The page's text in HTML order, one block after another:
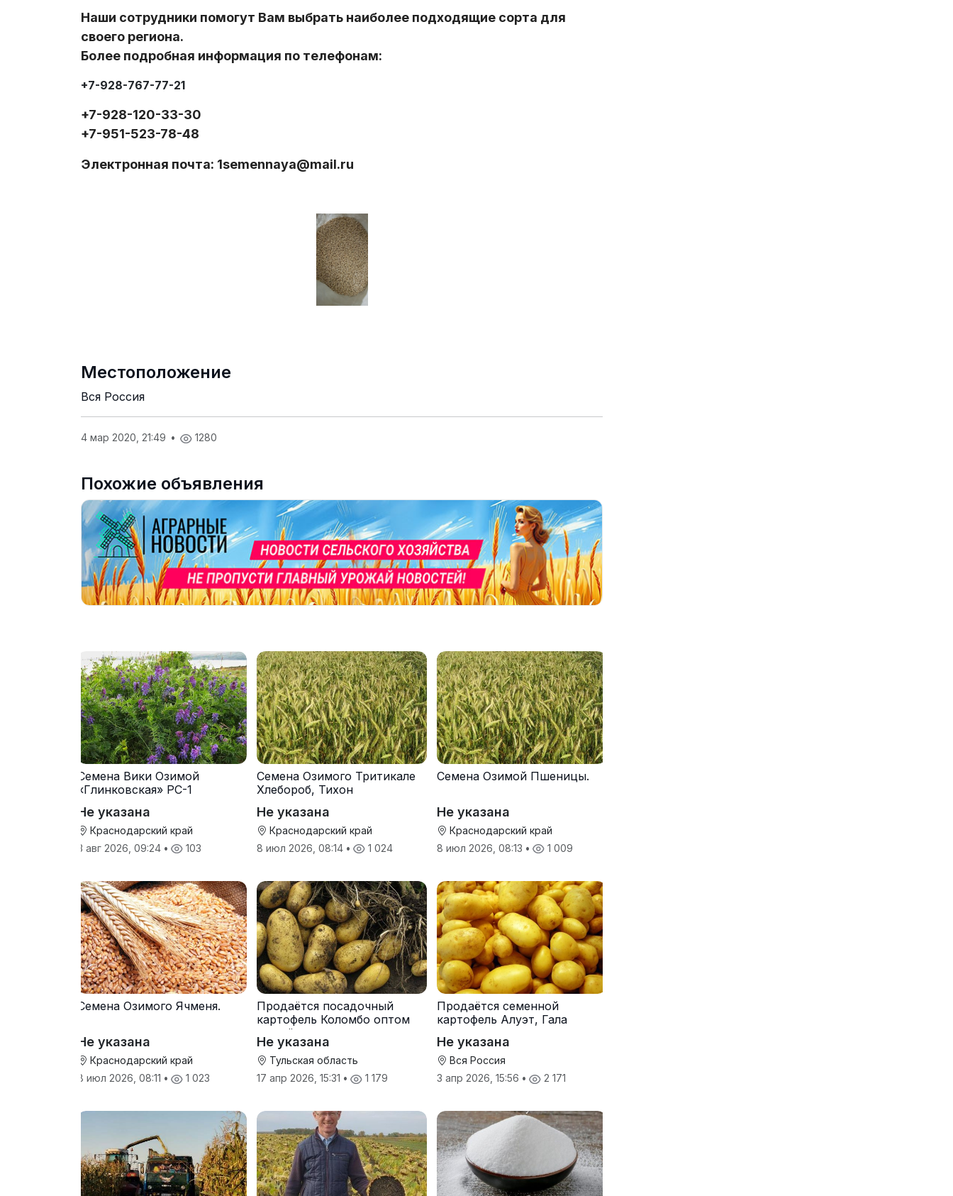
Наши сотрудники помогут Вам выбрать наиболее подходящие сорта для
своего региона.
Более подробная информация по телефонам:
+7-928-767-77-21
+7-928-120-33-30
+7-951-523-78-48
Электронная почта: 1semennaya@mail.ru
Местоположение
Вся Россия
4 мар 2020, 21:49 • 1280
Похожие объявления
Семена Вики Озимой
«Глинковская» РС-1
Не указана
Краснодарский край
3 авг 2026, 09:24 • 103
Семена Озимого Тритикале
Хлебороб, Тихон
Не указана
Краснодарский край
8 июл 2026, 08:14 • 1 024
Семена Озимой Пшеницы.
Не указана
Краснодарский край
8 июл 2026, 08:13 • 1 009
Семена Озимого Ячменя.
Не указана
Краснодарский край
8 июл 2026, 08:11 • 1 023
Продаётся посадочный
картофель Коломбо оптом
от трёх тонн
Не указана
Тульская область
17 апр 2026, 15:31 • 1 179
Продаётся семенной
картофель Алуэт, Гала
Не указана
Вся Россия
3 апр 2026, 15:56 • 2 171